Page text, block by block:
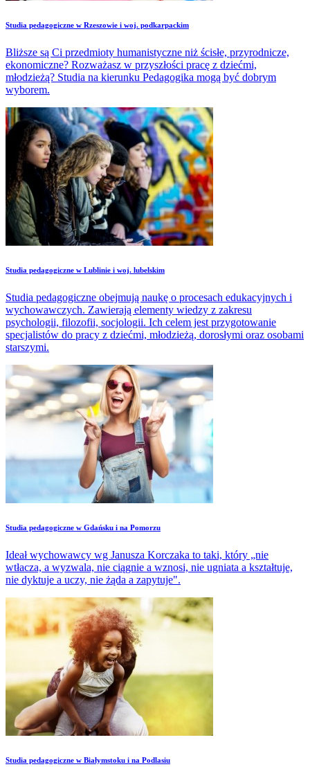
Studia pedagogiczne w Rzeszowie i woj. podkarpackim
Bliższe są Ci przedmioty humanistyczne niż ścisłe, przyrodnicze,
ekonomiczne? Rozważasz w przyszłości pracę z dziećmi,
młodzieżą? Studia na kierunku Pedagogika mogą być dobrym
wyborem.
Studia pedagogiczne w Lublinie i woj. lubelskim
Studia pedagogiczne obejmują naukę o procesach edukacyjnych i
wychowawczych. Zawierają elementy wiedzy z zakresu
psychologii, filozofii, socjologii. Ich celem jest przygotowanie
specjalistów do pracy z dziećmi, młodzieżą, dorosłymi oraz osobami
starszymi.
Studia pedagogiczne w Gdańsku i na Pomorzu
Ideał wychowawcy wg Janusza Korczaka to taki, który „nie
wtłacza, a wyzwala, nie ciągnie a wznosi, nie ugniata a kształtuje,
nie dyktuje a uczy, nie żąda a zapytuje".
Studia pedagogiczne w Białymstoku i na Podlasiu